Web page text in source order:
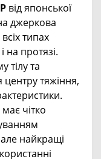
від японської
джеркова
типах
на протязі.
тілу та
центру тяжіння,
чітко
найкращі